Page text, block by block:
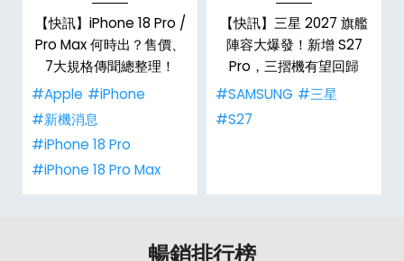
【快訊】iPhone 18 Pro /
Pro Max 何時出？售價、
7大規格傳聞總整理！
#Apple #iPhone
#新機消息
#iPhone 18 Pro
#iPhone 18 Pro Max
【快訊】三星 2027 旗艦
陣容大爆發！新增 S27
Pro，三摺機有望回歸
#SAMSUNG #三星
#S27
暢銷排行榜